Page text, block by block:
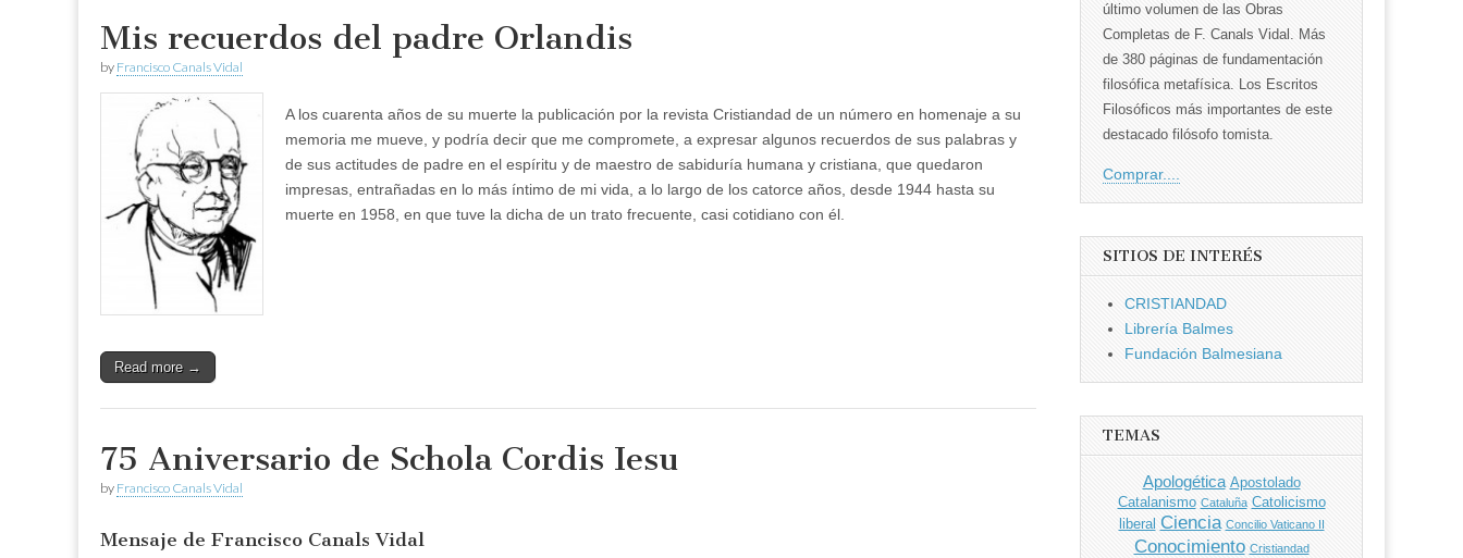
Mis recuerdos del padre Orlandis
by Francisco Canals Vidal
A los cuarenta años de su muerte la publicación por la revista Cristiandad de un número en homenaje a su
memoria me mueve, y podría decir que me compromete, a expresar algunos recuerdos de sus palabras y
de sus actitudes de padre en el espíritu y de maestro de sabiduría humana y cristiana, que quedaron
impresas, entrañadas en lo más íntimo de mi vida, a lo largo de los catorce años, desde 1944 hasta su
muerte en 1958, en que tuve la dicha de un trato frecuente, casi cotidiano con él.
Read more →
75 Aniversario de Schola Cordis Iesu
by Francisco Canals Vidal
Mensaje de Francisco Canals Vidal
último volumen de las Obras
Completas de F. Canals Vidal. Más
de 380 páginas de fundamentación
filosófica metafísica. Los Escritos
Filosóficos más importantes de este
destacado filósofo tomista.
Comprar....
SITIOS DE INTERÉS
CRISTIANDAD
Librería Balmes
Fundación Balmesiana
TEMAS
Apologética Apostolado
Catalanismo Cataluña Catolicismo
liberal Ciencia Concilio Vaticano II
Conocimiento Cristiandad